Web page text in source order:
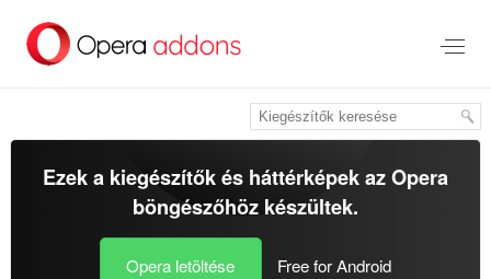
Ezek a kiegészítők és háttérképek azOpera
böngészőhözkészültek.
Opera letöltése Free for Android